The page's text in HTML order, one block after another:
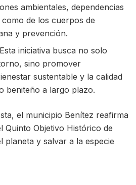
ambientales, dependencias
de los cuerpos de
y prevención.
Esta iniciativa busca no solo
sino promover
sustentable y la calidad
beniteño a largo plazo.
el municipio Benítez reafirma
Quinto Objetivo Histórico de
planeta y salvar a la especie